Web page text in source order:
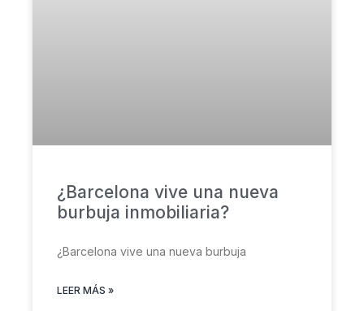
¿Barcelona vive una nueva
burbuja inmobiliaria?
¿Barcelona vive una nueva burbuja
LEER MÁS »